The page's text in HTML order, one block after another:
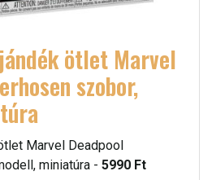
ötlet Marvel
szobor,
Marvel Deadpool
miniatúra - 5990 Ft